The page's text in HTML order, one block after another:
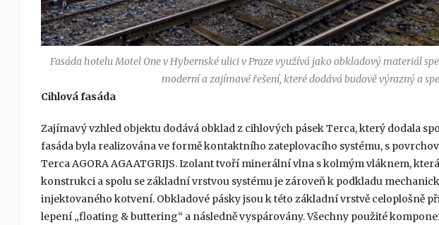
Fasáda hotelu Motel One v Hybernské ulici v Praze využívá jako obkladový materiál
moderní a zajímavé řešení, které dodává budově výrazný a
Cihlová fasáda
Zajímavý vzhled objektu dodává obklad z cihlových pásek Terca, který dodala
fasáda byla realizována ve formě kontaktního zateplovacího systému, s
Terca AGORA AGAATGRIJS. Izolant tvoří minerální vlna s kolmým vláknem,
konstrukci a spolu se základní vrstvou systému je zároveň k podkladu
injektovaného kotvení. Obkladové pásky jsou k této základní vrstvě celoplošně
lepení „floating & buttering“ a následně vyspárovány. Všechny použité